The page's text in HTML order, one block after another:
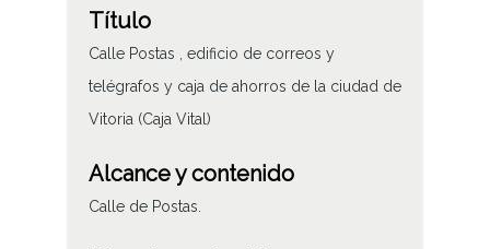
Título
Calle Postas , edificio de correos y
telégrafos y caja de ahorros de la ciudad de
Vitoria (Caja Vital)
Alcance y contenido
Calle de Postas.